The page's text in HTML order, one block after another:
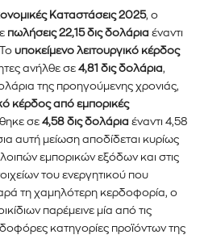
Καταστάσεις 2025, ο
πωλήσεις 22,15 δις δολάρια έναντι
υποκείμενο λειτουργικό κέρδος
ανήλθε σε 4,81 δις δολάρια,
της προηγούμενης χρονιάς,
κέρδος από εμπορικές
σε 4,58 δις δολάρια έναντι 4,58
αυτή μείωση αποδίδεται κυρίως
εμπορικών εξόδων και στις
του ενεργητικού που
τη χαμηλότερη κερδοφορία, ο
παρέμεινε μία από τις
κατηγορίες προϊόντων της